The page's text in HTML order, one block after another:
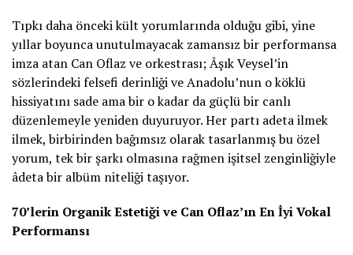
Tıpkı daha önceki kült yorumlarında olduğu gibi, yine
yıllar boyunca unutulmayacak zamansız bir performansa
imza atan Can Oflaz ve orkestrası; Âşık Veysel’in
sözlerindeki felsefi derinliği ve Anadolu’nun o köklü
hissiyatını sade ama bir o kadar da güçlü bir canlı
düzenlemeyle yeniden duyuruyor. Her partı adeta ilmek
ilmek, birbirinden bağımsız olarak tasarlanmış bu özel
yorum, tek bir şarkı olmasına rağmen işitsel zenginliğiyle
âdeta bir albüm niteliği taşıyor.
70’lerin Organik Estetiği ve Can Oflaz’ın En İyi Vokal
Performansı